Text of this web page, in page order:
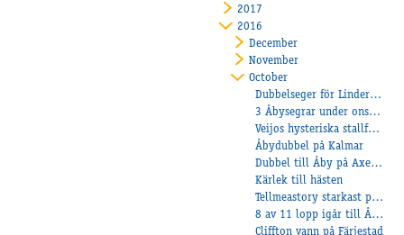
2017
2016
December
November
October
Dubbelseger för Linderoth på Axevalla!
3 Åbysegrar under onsdagens tävlingar!
Veijos hysteriska stallform fortsätter!
Åbydubbel på Kalmar
Dubbel till Åby på Axevallas lördagstävlingar och Kling vann på Halmstad!
Kärlek till hästen
Tellmeastory starkast på V75 och Timbal till final i Breeders Crown
8 av 11 lopp igår till Åby!
Cliffton vann på Färjestad